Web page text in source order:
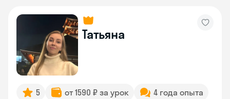
Татьяна
5 от 1590 ₽ за урок
4 года опыта